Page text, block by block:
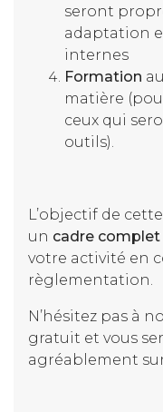
seront
adaptation
internes
Formation
matière
ceux qui
outils).
L’objectif de
un cadre
votre activité en
règlementation.
N’hésitez pas à
gratuit et vous
agréablement